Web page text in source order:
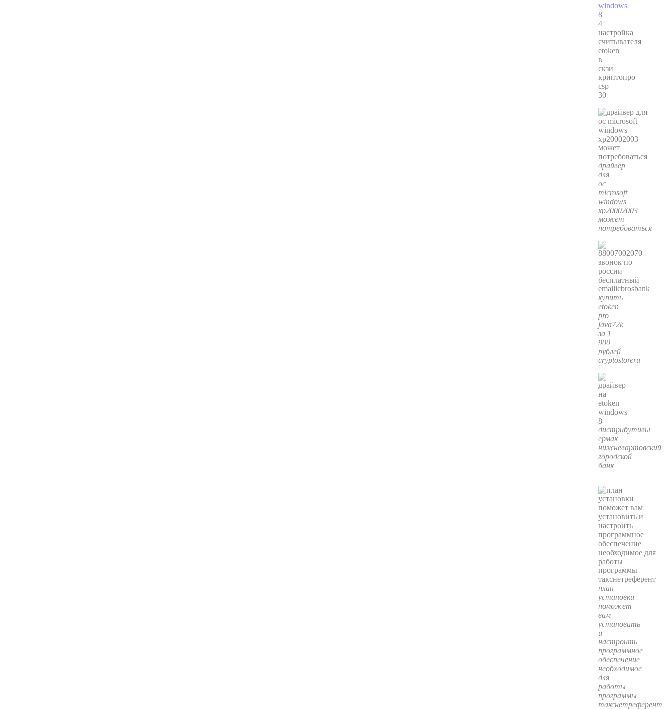
4
настройка
считывателя
etoken
в
скзи
криптопро
csp
30
драйвер
для
ос
microsoft
windows
xp20002003
может
потребоваться
купить
etoken
pro
java72k
за 1
900
рублей
cryptostoreru
дистрибутивы
ермак
нижневартовский
городской
банк
план
установки
поможет
вам
установить
и
настроить
программное
обеспечение
необходимое
для
работы
программы
такснетреферент